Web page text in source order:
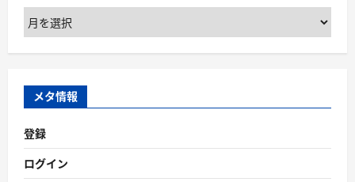
ア
ー
カ
ブ
メタ情報
登録
ログイン